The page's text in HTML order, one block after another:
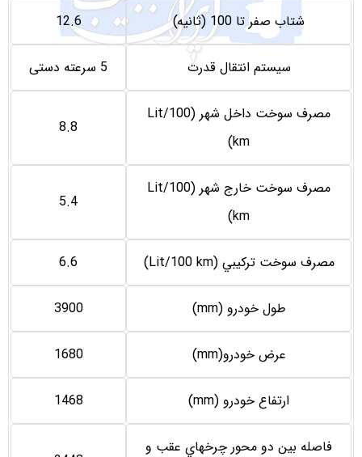
شتاب صفر تا 100 (ثانیه) 12.6
سيستم انتقال قدرت 5 سرعته دستی
مصرف سوخت داخل شهر (Lit/100
km)
8.8
مصرف سوخت خارج شهر (Lit/100
km)
5.4
مصرف سوخت تركيبي (Lit/100 km) 6.6
طول خودرو (mm) 3900
عرض خودرو(mm) 1680
ارتفاع خودرو (mm) 1468
فاصله بين دو محور چرخهاي عقب و